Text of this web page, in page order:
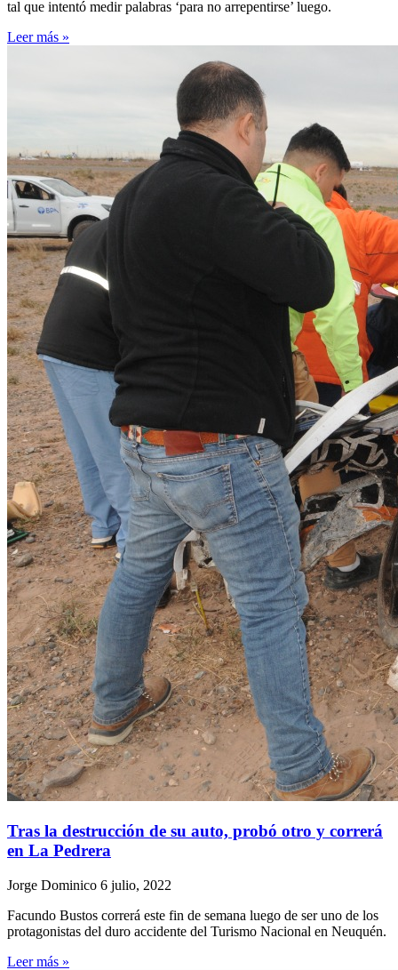
tal que intentó medir palabras ‘para no arrepentirse’ luego.
Leer más »
Tras la destrucción de su auto, probó otro y correrá
en La Pedrera
Jorge Dominico 6 julio, 2022
Facundo Bustos correrá este fin de semana luego de ser uno de los
protagonistas del duro accidente del Turismo Nacional en Neuquén.
Leer más »